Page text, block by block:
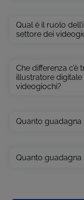
Qual è il ruolo
settore dei
Che differenza
illustratore
videogiochi?
Quanto guadagna
Quanto guadagna